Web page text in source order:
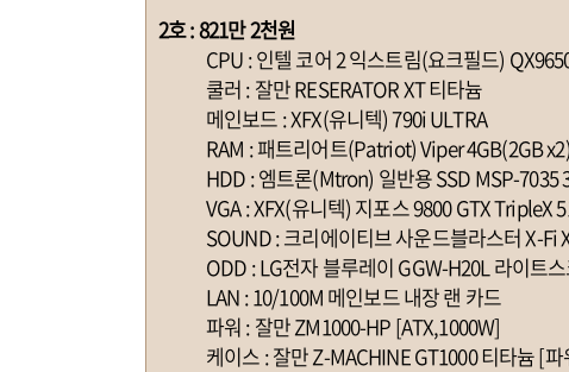
2호 : 821만 2천원
CPU : 인텔 코어 2 익스트림(요크필드)
쿨러 : 잘만 RESERATOR XT 티타늄
메인보드 : XFX(유니텍) 790i ULTRA
RAM : 패트리어트(Patriot) Viper 4GB(2GB
HDD : 엠트론(Mtron) 일반용 SSD MSP-7035
VGA : XFX(유니텍) 지포스 9800 GTX TripleX
SOUND : 크리에이티브 사운드블라스터 X-
ODD : LG전자 블루레이 GGW-H20L 라이트
LAN : 10/100M 메인보드 내장 랜 카드
파워 : 잘만 ZM1000-HP [ATX,1000W]
케이스 : 잘만 Z-MACHINE GT1000 티타늄 [